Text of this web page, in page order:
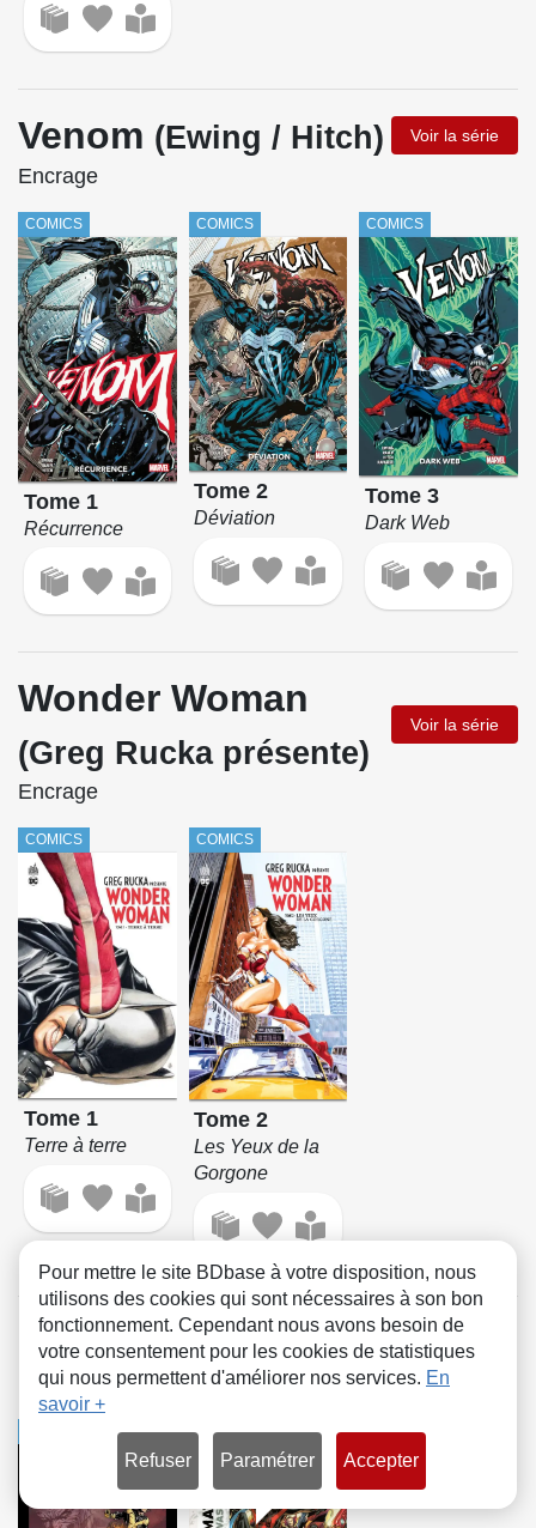
Venom (Ewing / Hitch) Voir la série
Encrage
COMICS
Tome 1
Récurrence
COMICS
Tome 2
Déviation
COMICS
Tome 3
Dark Web
Wonder Woman
(Greg Rucka présente)
Voir la série
Encrage
COMICS
Tome 1
Terre à terre
COMICS
Tome 2
Les Yeux de la
Gorgone
One-shots
Dessin, Encrage
COMICS
Pour mettre le site BDbase à votre disposition, nous
utilisons des cookies qui sont nécessaires à son bon
fonctionnement. Cependant nous avons besoin de
votre consentement pour les cookies de statistiques
qui nous permettent d'améliorer nos services. En
savoir +
Refuser Paramétrer Accepter